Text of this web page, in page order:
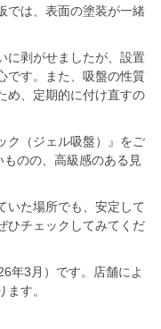
では、表面の塗装が一緒
に剥がせましたが、設置
です。また、吸盤の性質
め、定期的に付け直すの
ク（ジェル吸盤）』をご
のの、高級感のある見
いた場所でも、安定して
ひチェックしてみてくだ
年3月）です。店舗によ
す。